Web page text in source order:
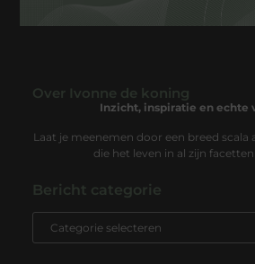
Over Ivonne de koning
Inzicht, inspiratie en echte
Laat je meenemen door een breed scala
die het leven in al zijn
Bericht categorie